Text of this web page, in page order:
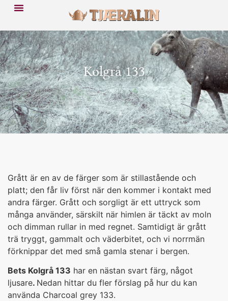
Kolgrå 133
Grått är en av de färger som är stillastående och
platt; den får liv först när den kommer i kontakt med
andra färger. Grått och sorgligt är ett uttryck som
många använder, särskilt när himlen är täckt av moln
och dimman rullar in med regnet. Samtidigt är grått
trä tryggt, gammalt och väderbitet, och vi norrmän
förknippar det med små gamla stenar i bergen.
Bets Kolgrå 133 har en nästan svart färg, något
ljusare. Nedan hittar du fler förslag på hur du kan
använda Charcoal grey 133.